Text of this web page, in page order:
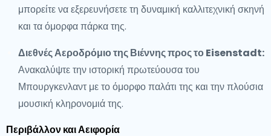
μπορείτε να εξερευνήσετε τη δυναμική καλλιτεχνική σκηνή
και τα όμορφα πάρκα της.
Διεθνές Αεροδρόμιο της Βιέννης προς το Eisenstadt:
Ανακαλύψτε την ιστορική πρωτεύουσα του
Μπουργκενλαντ με το όμορφο παλάτι της και την πλούσια
μουσική κληρονομιά της.
Περιβάλλον και Αειφορία